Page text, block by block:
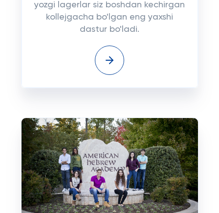
yozgi lagerlar siz boshdan kechirgan
kollejgacha bo'lgan eng yaxshi
dastur bo'ladi.